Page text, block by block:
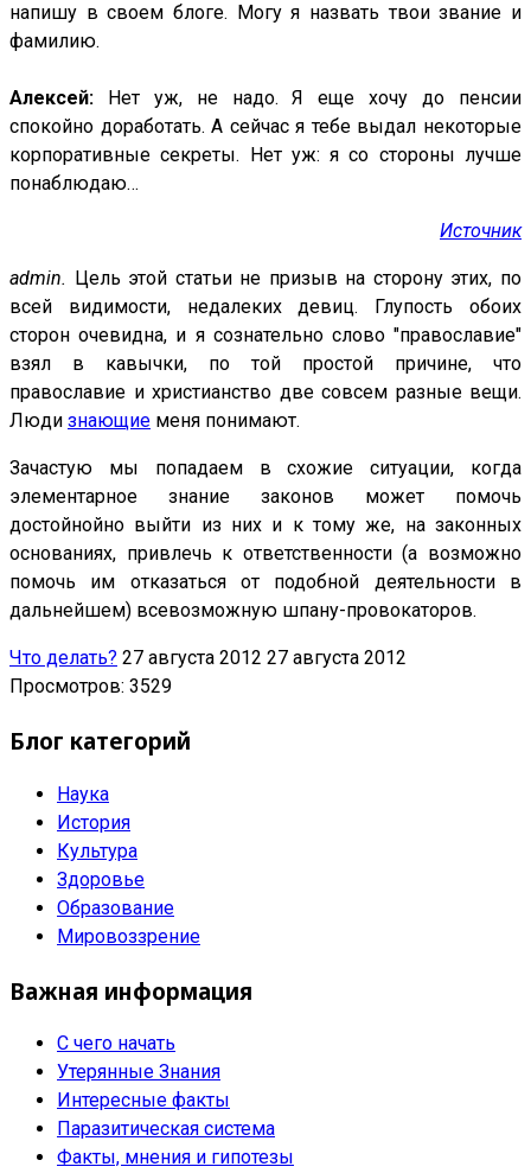
напишу в своем блоге. Могу я назвать твои звание и
фамилию.
Алексей: Нeт уж, не надо. Я еще хочу до пенсии
спокойно доработать. А сейчас я тебе выдал некоторые
корпоративные секреты. Нет уж: я со стороны лучше
понаблюдаю…
Источник
admin.
Цель этой статьи не призыв на сторону этих, по
всей видимости, недалеких девиц. Глупость обоих
сторон очевидна, и я сознательно слово "православие"
взял в кавычки, по той простой причине, что
православие и христианство две совсем разные вещи.
Люди знающие меня понимают.
Зачастую мы попадаем в схожие ситуации, когда
элементарное знание законов может помочь
достойнойно выйти из них и к тому же, на законных
основаниях, привлечь к ответственности (а возможно
помочь им отказаться от подобной деятельности в
дальнейшем) всевозможную шпану-провокаторов.
Что делать? 27 августа 2012 27 августа 2012
Просмотров: 3529
Блог категорий
Наука
История
Культура
Здоровье
Образование
Мировоззрение
Важная информация
С чего начать
Утерянные Знания
Интересные факты
Паразитическая система
Факты, мнения и гипотезы